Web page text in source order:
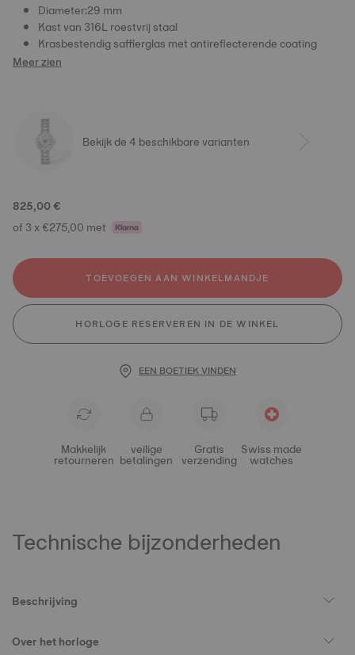
Diameter:29 mm
Kast van 316L roestvrij staal
Krasbestendig saffierglas met antireflecterende coating
Meer zien
Bekijk de 4 beschikbare varianten
825,00 €
of 3 x €275,00 met
TOEVOEGEN AAN WINKELMANDJE
HORLOGE RESERVEREN IN DE WINKEL
EEN BOETIEK VINDEN
Makkelijk
retourneren
veilige
betalingen
Gratis
verzending
Swiss made
watches
Technische bijzonderheden
Beschrijving
Over het horloge